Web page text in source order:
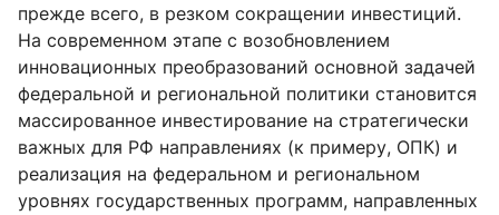
прежде всего, в резком сокращении инвестиций.
На современном этапе с возобновлением
инновационных преобразований основной задачей
федеральной и региональной политики становится
массированное инвестирование на стратегически
важных для РФ направлениях (к примеру, ОПК) и
реализация на федеральном и региональном
уровнях государственных программ, направленных